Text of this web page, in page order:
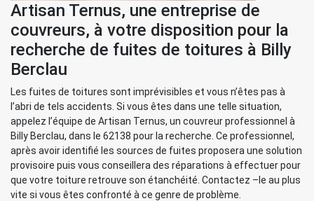
Artisan Ternus, une entreprise de
couvreurs, à votre disposition pour la
recherche de fuites de toitures à Billy
Berclau
Les fuites de toitures sont imprévisibles et vous n’êtes pas à
l’abri de tels accidents. Si vous êtes dans une telle situation,
appelez l’équipe de Artisan Ternus, un couvreur professionnel à
Billy Berclau, dans le 62138 pour la recherche. Ce professionnel,
après avoir identifié les sources de fuites proposera une solution
provisoire puis vous conseillera des réparations à effectuer pour
que votre toiture retrouve son étanchéité. Contactez –le au plus
vite si vous êtes confronté à ce genre de problème.